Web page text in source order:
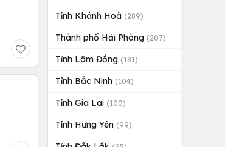
Tỉnh Khánh Hoà (289)
Thành phố Hải Phòng (207)
Tỉnh Lâm Đồng (181)
Tỉnh Bắc Ninh (104)
Tỉnh Gia Lai (100)
Tỉnh Hưng Yên (99)